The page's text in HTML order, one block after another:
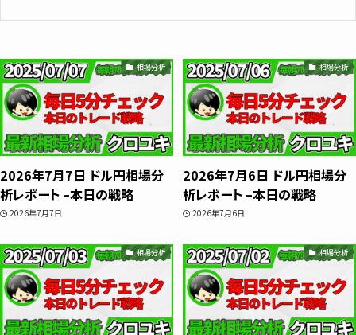
毎日LIVEで初心者向けに「勝てる考え方」
と手法を解説。商材は一切販売せず、YouT
ube＆書籍ですべて公開しています。"わか
らない"を"わかる"に変えるお手伝いをし
ます📺
相場分析
2026年7月7日 ドル円相場分
析レポート –本日の戦略
2026年7月7日
相場分析
2026年7月6日 ドル円相場分
析レポート –本日の戦略
2026年7月6日
相場分析 相場分析